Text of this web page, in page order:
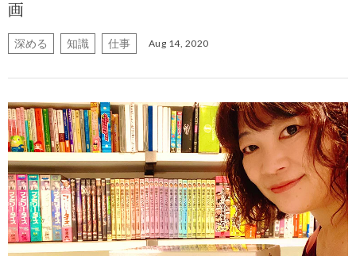
画
深める 知識 仕事 Aug 14, 2020